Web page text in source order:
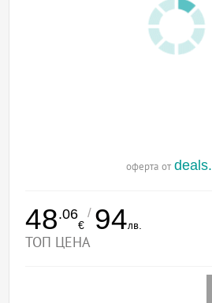
оферта от
48.06
€
/ 94лв.
ТОП ЦЕНА